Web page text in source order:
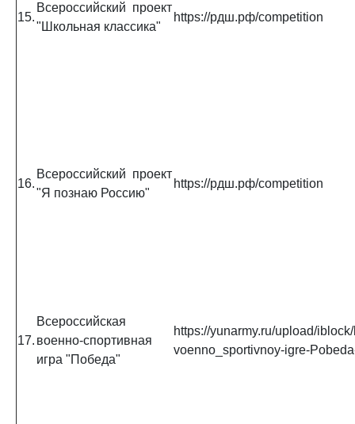
15.
Всероссийский проект
"Школьная классика"
https://рдш.рф/competition
16.
Всероссийский проект
"Я познаю Россию"
https://рдш.рф/competition
17.
Всероссийская
военно-спортивная
игра "Победа"
https://yunarmy.ru/upload/
voenno_sportivnoy-igre-